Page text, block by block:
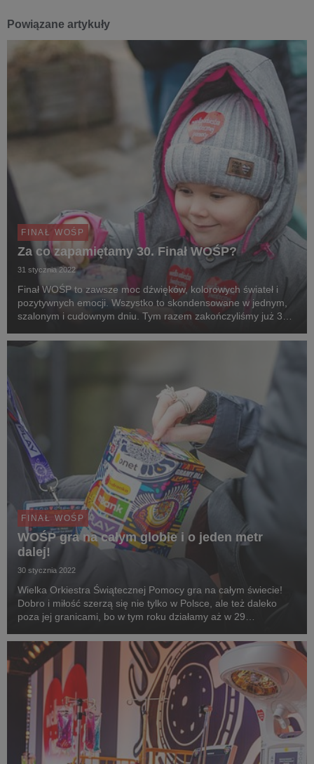
Powiązane artykuły
FINAŁ WOŚP
Za co zapamiętamy 30. Finał WOŚP?
31 stycznia 2022
Finał WOŚP to zawsze moc dźwięków, kolorowych świateł i
pozytywnych emocji. Wszystko to skondensowane w jednym,
szalonym i cudownym dniu. Tym razem zakończyliśmy już 30.,
co udało się przez te wszystkie lata ...
FINAŁ WOŚP
WOŚP gra na całym globie i o jeden metr
dalej!
30 stycznia 2022
Wielka Orkiestra Świątecznej Pomocy gra na całym świecie!
Dobro i miłość szerzą się nie tylko w Polsce, ale też daleko
poza jej granicami, bo w tym roku działamy aż w 29
90 to sztaby zagraniczne.